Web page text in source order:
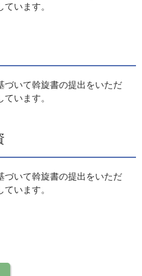
います。
づいて斡旋書の提出をいただ
います。
づいて斡旋書の提出をいただ
います。